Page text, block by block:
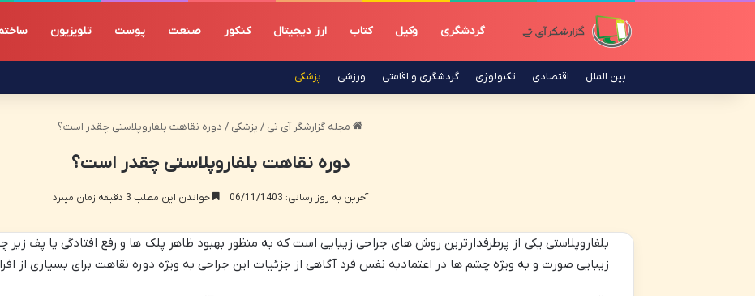
گردشگری وکیل کتاب ارز دیجیتال کنکور صنعت پوست تلویزیون
بین الملل اقتصادی تکنولوژی گردشگری و اقامتی ورزشی پزشکی
مجله گزارشگر آی تی / پزشکی / دوره نقاهت بلفاروپلاستی چقدر است؟
دوره نقاهت بلفاروپلاستی چقدر است؟
آخرین به روز رسانی: 06/11/1403 خواندن این مطلب 3 دقیقه زمان میبرد
بلفاروپلاستی یکی از پرطرفدارترین روش های جراحی زیبایی است که به منظور بهبود ظاهر پلک ها و رفع افتادگی یا پف
زیبایی صورت و به ویژه چشم ها در اعتمادبه نفس فرد آگاهی از جزئیات این جراحی به ویژه دوره نقاهت برای بسیاری از